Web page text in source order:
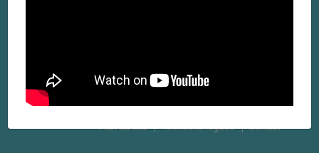
Plan du site Mentions légales Contact